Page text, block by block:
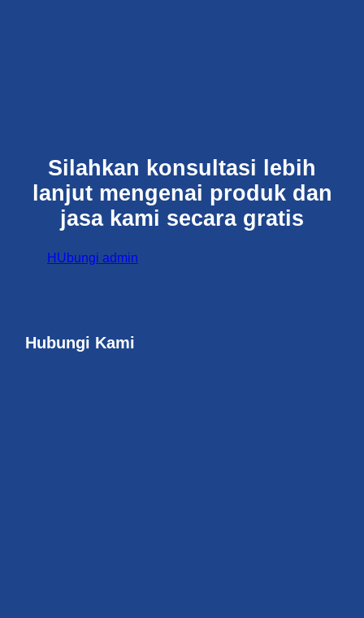
Silahkan konsultasi lebih
lanjut mengenai produk dan
jasa kami secara gratis
HUbungi admin
Hubungi Kami